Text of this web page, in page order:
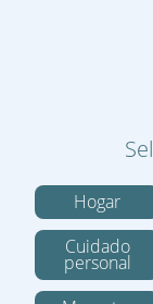
Hogar
Cuidado
personal